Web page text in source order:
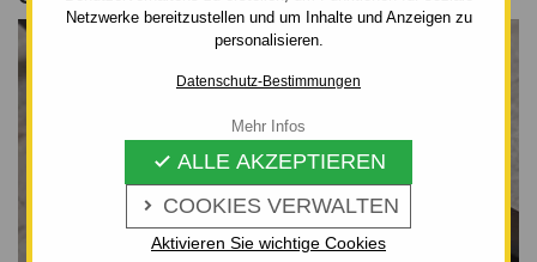
Netzwerke bereitzustellen und um Inhalte und Anzeigen zu
personalisieren.
Datenschutz-Bestimmungen
 COOKIES VERWALTEN
 ALLE AKZEPTIEREN
Aktivieren Sie wichtige Cookies
Mehr Infos